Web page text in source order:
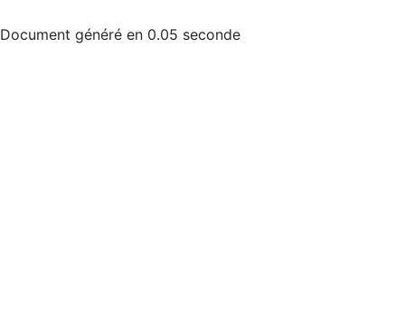
Document généré en 0.05 seconde